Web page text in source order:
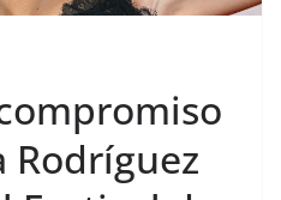
Rodríguez